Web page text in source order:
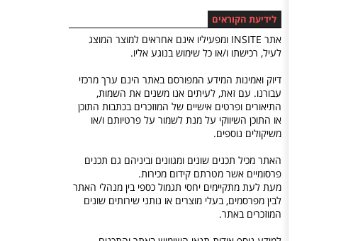
לידיעת הקוראים
אתר INSITE ומפעיליו אינם אחראים למוצר המוצג
לעיל, רכישתו ו/או כל שימוש בנוגע אליו.
דיוק ואמינות המידע המפורסם באתר הינם ערך מרכזי
עבורנו. עם זאת, לעיתים אנו משנים את השמות,
התיאורים ופרטים אישיים של המוזכרים בכתבות התוכן
או התוכן השיווקי על מנת לשמור על פרטיותם ו/או
משיקולים נוספים.
האתר מכיל תכנים שונים ומגוונים וביניהם גם תכנים
פרסומיים אשר מטרתם קידום מכירות.
מעת לעת מתקיימים יחסי תגמול כספי בין מנהלי האתר
לבין מפרסמים, בעלי מוצרים או נותני שירותים שונים
המוזכרים באתר.